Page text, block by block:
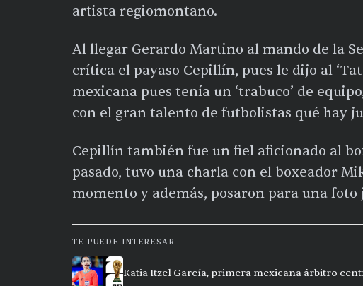
artista regiomontano.
Al llegar Gerardo Martino al mando de la
crítica el payaso Cepillín, pues le dijo al
mexicana pues tenía un ‘trabuco’ de
con el gran talento de futbolistas qué hay
Cepillín también fue un fiel aficionado al
pasado, tuvo una charla con el boxeador
momento y además, posaron para una foto
TE PUEDE INTERESAR
Katia Itzel García, primera mexicana árbitro